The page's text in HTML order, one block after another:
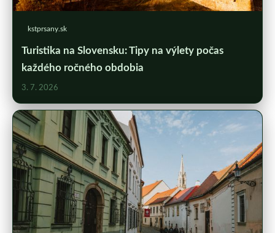
kstprsany.sk
Turistika na Slovensku: Tipy na výlety počas
každého ročného obdobia
3. 7. 2026